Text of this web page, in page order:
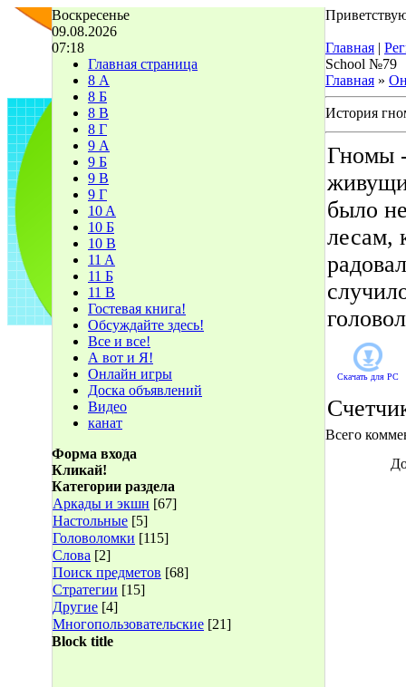
Воскресенье
09.08.2026
07:18
Главная страница
8 А
8 Б
8 В
8 Г
9 А
9 Б
9 В
9 Г
10 A
10 Б
10 В
11 A
11 Б
11 В
Гостевая книга!
Обсуждайте здесь!
Все и все!
А вот и Я!
Онлайн игры
Доска объявлений
Видео
канат
Форма входа
Кликай!
Категории раздела
Аркады и экшн [67]
Настольные [5]
Головоломки [115]
Слова [2]
Поиск предметов [68]
Стратегии [15]
Другие [4]
Многопользовательские [21]
Block title
Главная |
School №79
Главная »
История
Гномы
было
лесам,
Скачать для PC
Всего